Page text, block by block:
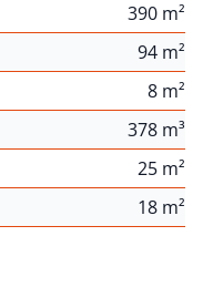
390 m²
94 m²
8 m²
378 m³
25 m²
18 m²